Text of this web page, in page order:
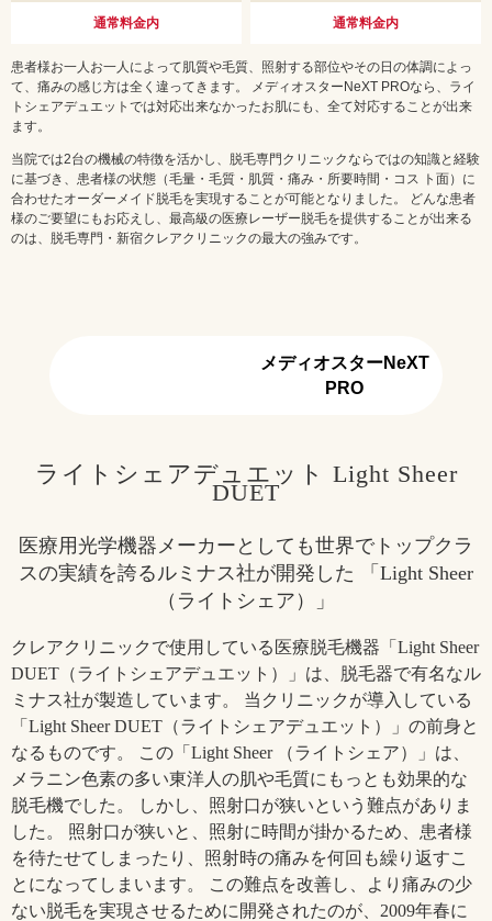
通常料金内 通常料金内
患者様お一人お一人によって肌質や毛質、照射する部位やその日の体調によっ
て、痛みの感じ方は全く違ってきます。 メディオスターNeXT PROなら、ライ
トシェアデュエットでは対応出来なかったお肌にも、全て対応することが出来
ます。
当院では2台の機械の特徴を活かし、脱毛専門クリニックならではの知識と経験
に基づき、患者様の状態（毛量・毛質・肌質・痛み・所要時間・コス ト面）に
合わせたオーダーメイド脱毛を実現することが可能となりました。 どんな患者
様のご要望にもお応えし、最高級の医療レーザー脱毛を提供することが出来る
のは、脱毛専門・新宿クレアクリニックの最大の強みです。
メディオスターNeXT
PRO
ライトシェアデュエット Light Sheer
DUET
医療用光学機器メーカーとしても世界でトップクラ
スの実績を誇るルミナス社が開発した 「Light Sheer
（ライトシェア）」
クレアクリニックで使用している医療脱毛機器「Light Sheer
DUET（ライトシェアデュエット）」は、脱毛器で有名なル
ミナス社が製造しています。 当クリニックが導入している
「Light Sheer DUET（ライトシェアデュエット）」の前身と
なるものです。 この「Light Sheer （ライトシェア）」は、
メラニン色素の多い東洋人の肌や毛質にもっとも効果的な
脱毛機でした。 しかし、照射口が狭いという難点がありま
した。 照射口が狭いと、照射に時間が掛かるため、患者様
を待たせてしまったり、照射時の痛みを何回も繰り返すこ
とになってしまいます。 この難点を改善し、より痛みの少
ない脱毛を実現させるために開発されたのが、2009年春に